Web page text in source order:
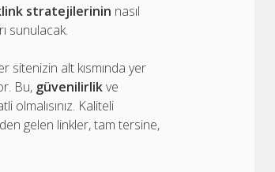
stratejilerinin nasıl
sunulacak.
alt kısmında yer
Bu, güvenilirlikve
olmalısınız. Kaliteli
gelen linkler, tam tersine,